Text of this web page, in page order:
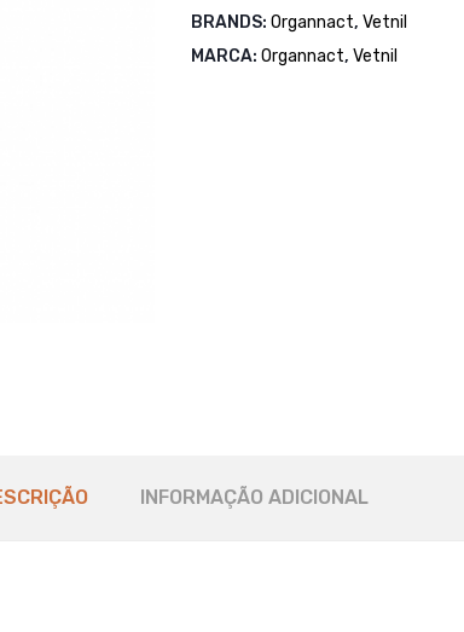
BRANDS: Organnact, Vetnil
MARCA: Organnact, Vetnil
INFORMAÇÃO ADICIONAL